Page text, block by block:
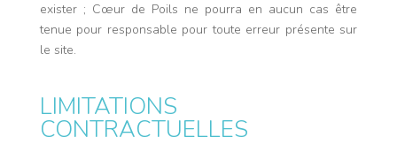
exister ; Cœur de Poils ne pourra en aucun cas être
tenue pour responsable pour toute erreur présente sur
le site.
LIMITATIONS
CONTRACTUELLES